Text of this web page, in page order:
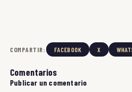
COMPARTIR: FACEBOOK X
Comentarios
Publicar un comentario